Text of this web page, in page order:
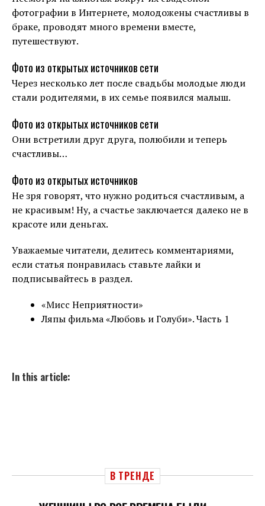
фотографии в Интернете, молодожены счастливы в
браке, проводят много времени вместе,
путешествуют.
Фото из открытых источников сети
Через несколько лет после свадьбы молодые люди
стали родителями, в их семье появился малыш.
Фото из открытых источников сети
Они встретили друг друга, полюбили и теперь
счастливы…
Фото из открытых источников
Не зря говорят, что нужно родиться счастливым, а
не красивым! Ну, а счастье заключается далеко не в
красоте или деньгах.
Уважаемые читатели, делитесь комментариями,
если статья понравилась ставьте лайки и
подписывайтесь в раздел.
«Мисс Неприятности»
Ляпы фильма «Любовь и Голуби». Часть 1
In this article:
В ТРЕНДЕ